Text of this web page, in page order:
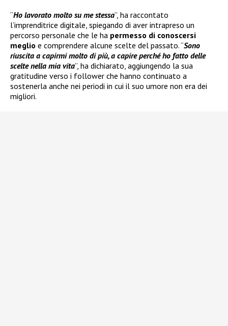
“Ho lavorato molto su me stessa”, ha raccontato
l’imprenditrice digitale, spiegando di aver intrapreso un
percorso personale che le ha permesso di conoscersi
meglio e comprendere alcune scelte del passato. “Sono
riuscita a capirmi molto di più, a capire perché ho fatto delle
scelte nella mia vita”, ha dichiarato, aggiungendo la sua
gratitudine verso i follower che hanno continuato a
sostenerla anche nei periodi in cui il suo umore non era dei
migliori.